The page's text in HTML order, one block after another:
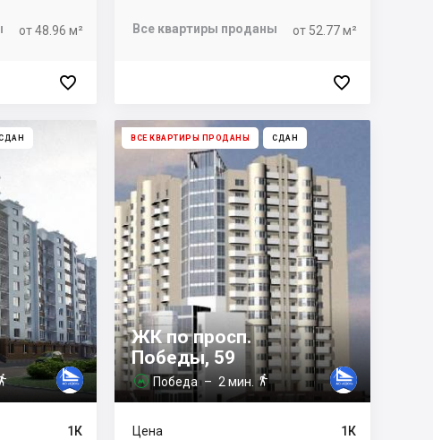
от 48.96 м²

от 52.77 м²
Все квартиры проданы

1К
ВСЕ КВАРТИРЫ ПРОДАНЫ СДАН
ЖК по просп.
Победы, 59
 Победа– 2 мин. 
1К
Цена